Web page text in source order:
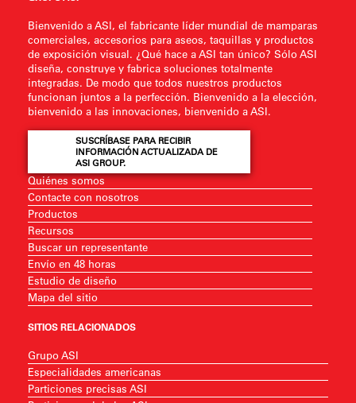
Bienvenido a ASI, el fabricante líder mundial de mamparas
comerciales, accesorios para aseos, taquillas y productos
de exposición visual. ¿Qué hace a ASI tan único? Sólo ASI
diseña, construye y fabrica soluciones totalmente
integradas. De modo que todos nuestros productos
funcionan juntos a la perfección. Bienvenido a la elección,
bienvenido a las innovaciones, bienvenido a ASI.
SUSCRÍBASE PARA RECIBIR
INFORMACIÓN ACTUALIZADA DE
ASI GROUP.
Quiénes somos
Contacte con nosotros
Productos
Recursos
Buscar un representante
Envío en 48 horas
Estudio de diseño
Mapa del sitio
SITIOS RELACIONADOS
Grupo ASI
Especialidades americanas
Particiones precisas ASI